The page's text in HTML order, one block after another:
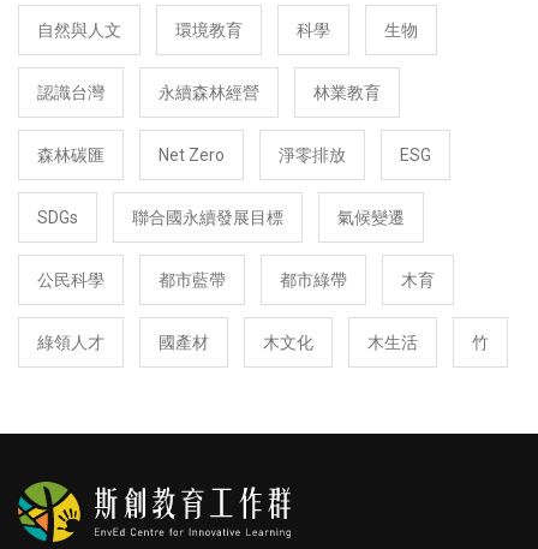
自然與人文 環境教育 科學 生物
認識台灣 永續森林經營 林業教育
森林碳匯 Net Zero 淨零排放 ESG
SDGs 聯合國永續發展目標 氣候變遷
公民科學 都市藍帶 都市綠帶 木育
綠領人才 國產材 木文化 木生活 竹